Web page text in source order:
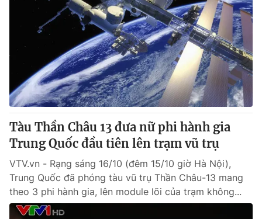
Tàu Thần Châu 13 đưa nữ phi hành gia
Trung Quốc đầu tiên lên trạm vũ trụ
VTV.vn - Rạng sáng 16/10 (đêm 15/10 giờ Hà Nội),
Trung Quốc đã phóng tàu vũ trụ Thần Châu-13 mang
theo 3 phi hành gia, lên module lõi của trạm không...